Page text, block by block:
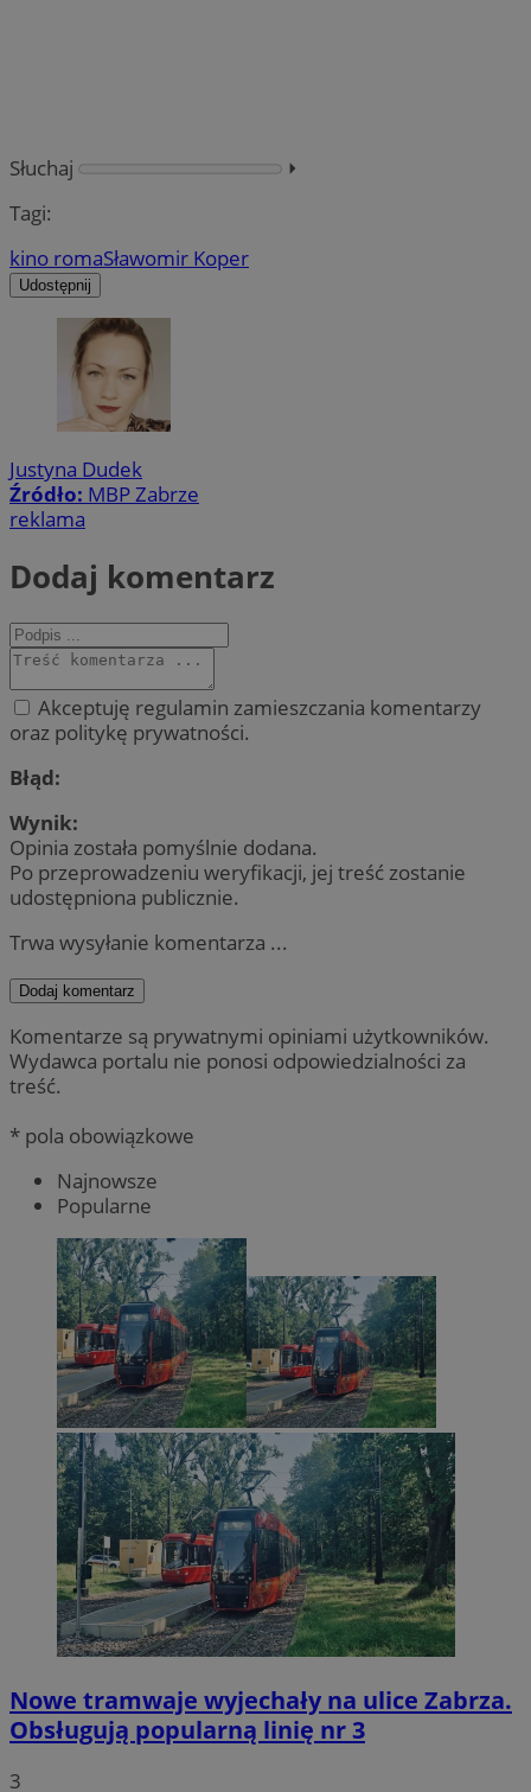
Słuchaj
⏵︎
Tagi:
kino romaSławomir Koper
Udostępnij
Justyna Dudek
Źródło: MBP Zabrze
reklama
Dodaj komentarz
Akceptuję regulamin zamieszczania komentarzy
oraz politykę prywatności.
Błąd:
Wynik:
Opinia została pomyślnie dodana.
Po przeprowadzeniu weryfikacji, jej treść zostanie
udostępniona publicznie.
Trwa wysyłanie komentarza ...
Dodaj komentarz
Komentarze są prywatnymi opiniami użytkowników.
Wydawca portalu nie ponosi odpowiedzialności za
treść.
* pola obowiązkowe
Najnowsze
Popularne
Nowe tramwaje wyjechały na ulice Zabrza.
Obsługują popularną linię nr 3
3